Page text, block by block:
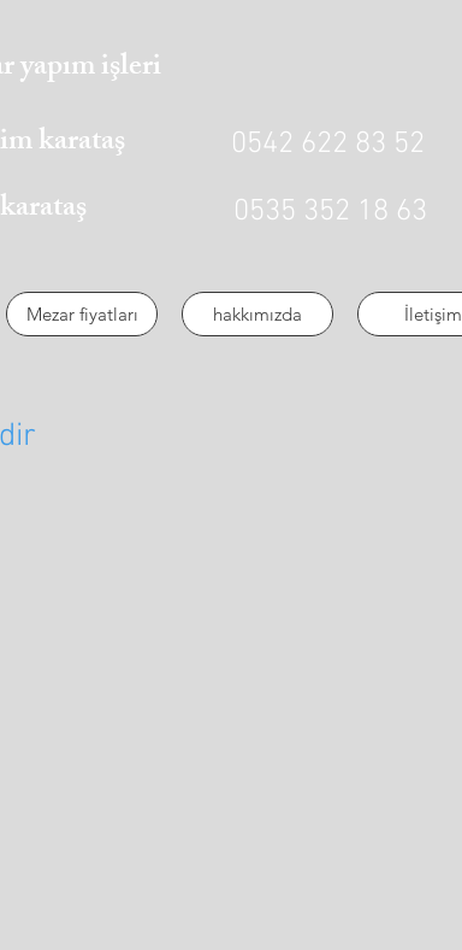
yapım işleri
karataş 0542 622 83 52
0535 352 18 63
Mezar fiyatları hakkımızda İletişim